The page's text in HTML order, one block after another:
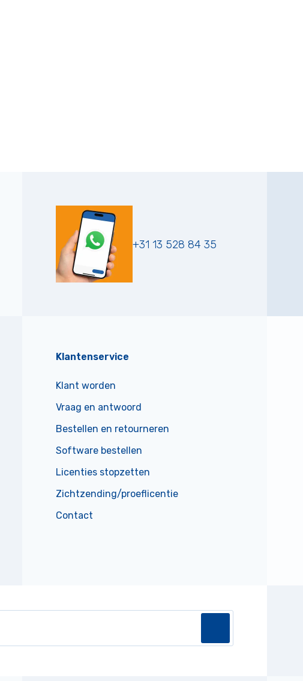
+31 13 528 84 35
Klantenservice
Klant worden
Vraag en antwoord
Bestellen en retourneren
Software bestellen
Licenties stopzetten
Zichtzending/proeflicentie
Contact